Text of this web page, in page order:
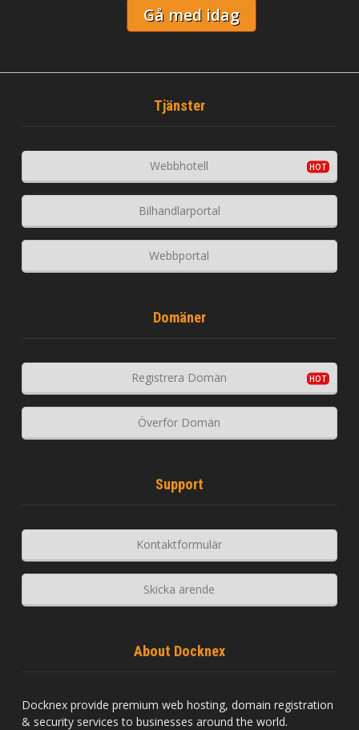
Gå med idag
Tjänster
Webbhotell
Bilhandlarportal
Webbportal
Domäner
Registrera Domän
Överför Domän
Support
Kontaktformulär
Skicka ärende
About Docknex
Docknex provide premium web hosting, domain registration
& security services to businesses around the world.